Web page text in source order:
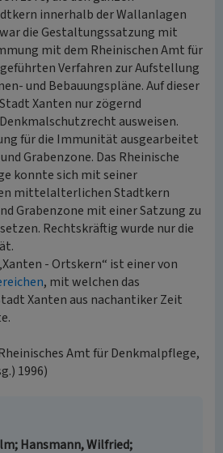
innerhalb der Wallanlagen
die Gestaltungssatzung mit
mit dem Rheinischen Amt für
Verfahren zur Aufstellung
und Bebauungspläne. Auf dieser
Xanten nur zögernd
ausweisen.
für die Immunität ausgearbeitet
Grabenzone. Das Rheinische
konnte sich mit seiner
mittelalterlichen Stadtkern
Grabenzone mit einer Satzung zu
Rechtskräftig wurde nur die
- Ortskern“ ist einer von
, mit welchen das
Xanten aus nachantiker Zeit
Amt für Denkmalpflege,
1996)
Hansmann, Wilfried;